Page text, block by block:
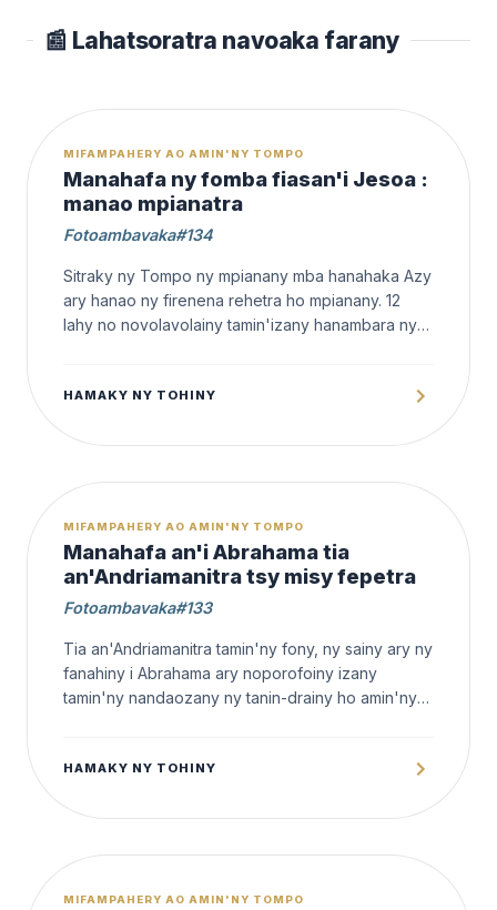
📰 Lahatsoratra navoaka farany
MIFAMPAHERY AO AMIN'NY TOMPO
Manahafa ny fomba fiasan'i Jesoa :
manao mpianatra
Fotoambavaka#134
Sitraky ny Tompo ny mpianany mba hanahaka Azy
ary hanao ny firenena rehetra ho mpianany. 12
lahy no novolavolainy tamin'izany hanambara ny
HAMAKY NY TOHINY
MIFAMPAHERY AO AMIN'NY TOMPO
Manahafa an'i Abrahama tia
an'Andriamanitra tsy misy fepetra
Fotoambavaka#133
Tia an'Andriamanitra tamin'ny fony, ny sainy ary ny
fanahiny i Abrahama ary noporofoiny izany
tamin'ny nandaozany ny tanin-drainy ho amin'ny
HAMAKY NY TOHINY
MIFAMPAHERY AO AMIN'NY TOMPO